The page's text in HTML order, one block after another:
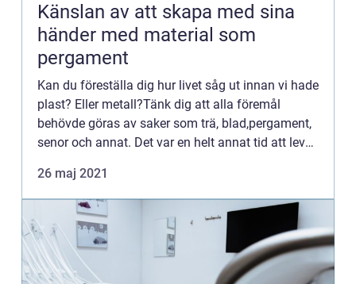
Känslan av att skapa med sina
händer med material som
pergament
Kan du föreställa dig hur livet såg ut innan vi hade
plast? Eller metall?Tänk dig att alla föremål
behövde göras av saker som trä, blad,pergament,
senor och annat. Det var en helt annat tid att leva
26 maj 2021